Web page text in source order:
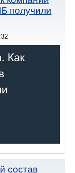
получили
состав